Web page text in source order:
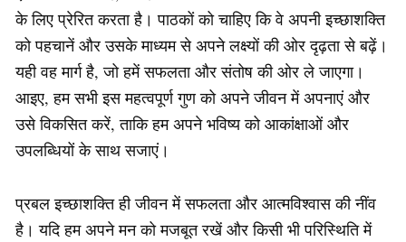
के लिए प्रेरित करता है। पाठकों को चाहिए कि वे अपनी इच्छाशक्ति
को पहचानें और उसके माध्यम से अपने लक्ष्यों की ओर दृढ़ता से बढ़ें।
यही वह मार्ग है, जो हमें सफलता और संतोष की ओर ले जाएगा।
आइए, हम सभी इस महत्वपूर्ण गुण को अपने जीवन में अपनाएं और
उसे विकसित करें, ताकि हम अपने भविष्य को आकांक्षाओं और
उपलब्धियों के साथ सजाएं।
प्रबल इच्छाशक्ति ही जीवन में सफलता और आत्मविश्वास की नींव
है। यदि हम अपने मन को मजबूत रखें और किसी भी परिस्थिति में